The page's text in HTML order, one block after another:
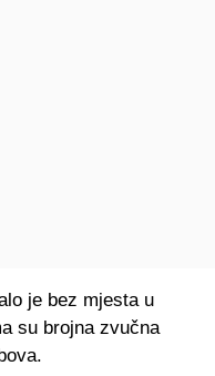
je bez mjesta u
su brojna zvučna